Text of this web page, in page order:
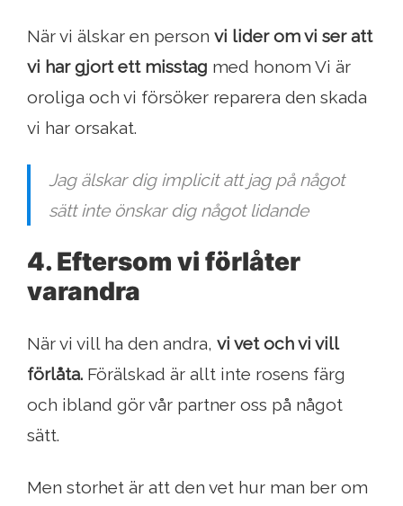
När vi älskar en person vi lider om vi ser att
vi har gjort ett misstag med honom Vi är
oroliga och vi försöker reparera den skada
vi har orsakat.
Jag älskar dig implicit att jag på något
sätt inte önskar dig något lidande
4. Eftersom vi förlåter
varandra
När vi vill ha den andra, vi vet och vi vill
förlåta. Förälskad är allt inte rosens färg
och ibland gör vår partner oss på något
sätt.
Men storhet är att den vet hur man ber om